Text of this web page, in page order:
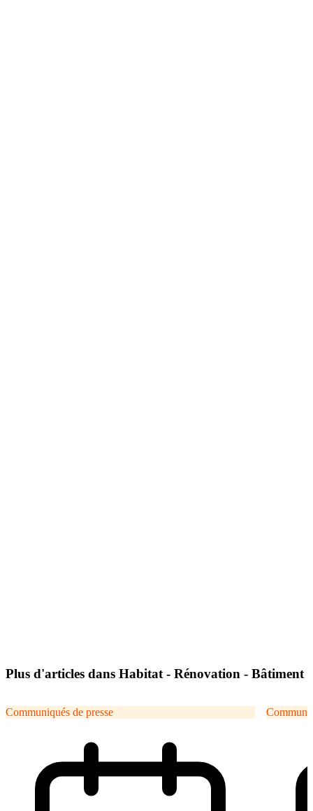
Plus d'articles dans Habitat - Rénovation - Bâtiment
Communiqués de presse